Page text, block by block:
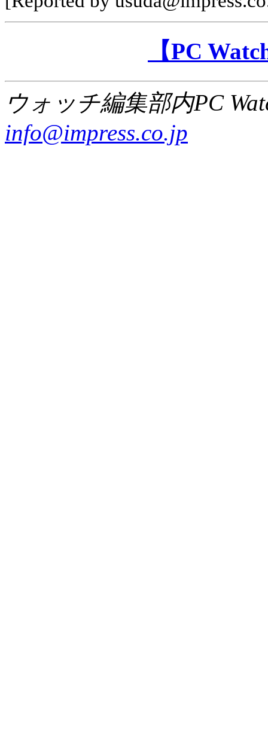
【PC
ウォッチ編集部内PC
info@impress.co.jp